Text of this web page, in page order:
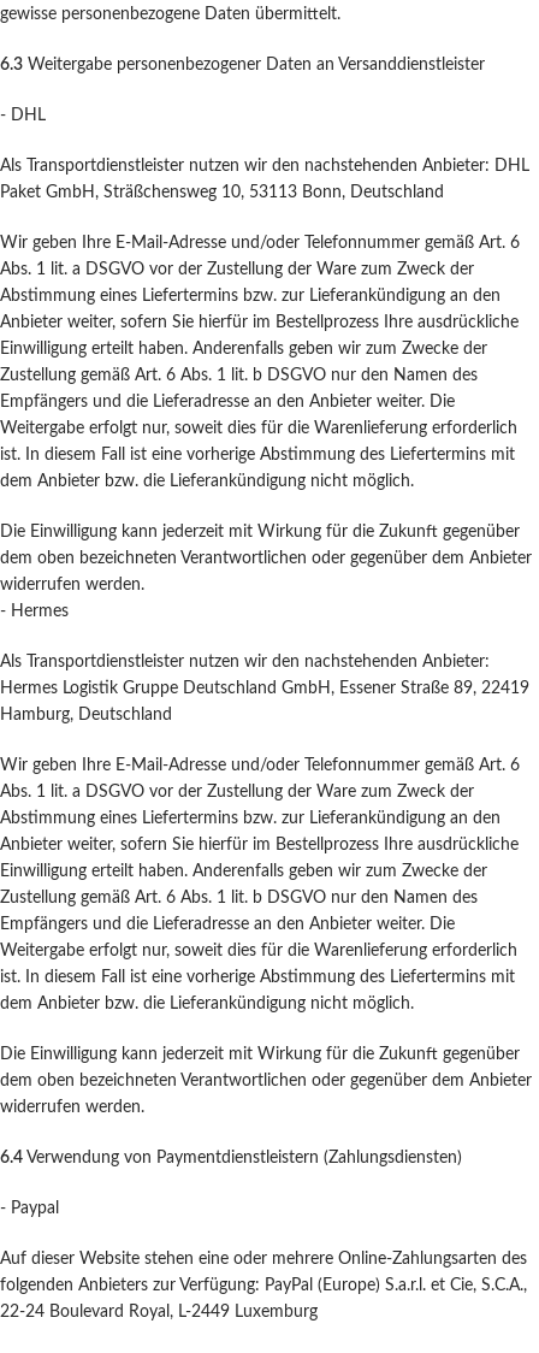
gewisse personenbezogene Daten übermittelt.
6.3 Weitergabe personenbezogener Daten an Versanddienstleister
- DHL
Als Transportdienstleister nutzen wir den nachstehenden Anbieter: DHL
Paket GmbH, Sträßchensweg 10, 53113 Bonn, Deutschland
Wir geben Ihre E-Mail-Adresse und/oder Telefonnummer gemäß Art. 6
Abs. 1 lit. a DSGVO vor der Zustellung der Ware zum Zweck der
Abstimmung eines Liefertermins bzw. zur Lieferankündigung an den
Anbieter weiter, sofern Sie hierfür im Bestellprozess Ihre ausdrückliche
Einwilligung erteilt haben. Anderenfalls geben wir zum Zwecke der
Zustellung gemäß Art. 6 Abs. 1 lit. b DSGVO nur den Namen des
Empfängers und die Lieferadresse an den Anbieter weiter. Die
Weitergabe erfolgt nur, soweit dies für die Warenlieferung erforderlich
ist. In diesem Fall ist eine vorherige Abstimmung des Liefertermins mit
dem Anbieter bzw. die Lieferankündigung nicht möglich.
Die Einwilligung kann jederzeit mit Wirkung für die Zukunft gegenüber
dem oben bezeichneten Verantwortlichen oder gegenüber dem Anbieter
widerrufen werden.
- Hermes
Als Transportdienstleister nutzen wir den nachstehenden Anbieter:
Hermes Logistik Gruppe Deutschland GmbH, Essener Straße 89, 22419
Hamburg, Deutschland
Wir geben Ihre E-Mail-Adresse und/oder Telefonnummer gemäß Art. 6
Abs. 1 lit. a DSGVO vor der Zustellung der Ware zum Zweck der
Abstimmung eines Liefertermins bzw. zur Lieferankündigung an den
Anbieter weiter, sofern Sie hierfür im Bestellprozess Ihre ausdrückliche
Einwilligung erteilt haben. Anderenfalls geben wir zum Zwecke der
Zustellung gemäß Art. 6 Abs. 1 lit. b DSGVO nur den Namen des
Empfängers und die Lieferadresse an den Anbieter weiter. Die
Weitergabe erfolgt nur, soweit dies für die Warenlieferung erforderlich
ist. In diesem Fall ist eine vorherige Abstimmung des Liefertermins mit
dem Anbieter bzw. die Lieferankündigung nicht möglich.
Die Einwilligung kann jederzeit mit Wirkung für die Zukunft gegenüber
dem oben bezeichneten Verantwortlichen oder gegenüber dem Anbieter
widerrufen werden.
6.4 Verwendung von Paymentdienstleistern (Zahlungsdiensten)
- Paypal
Auf dieser Website stehen eine oder mehrere Online-Zahlungsarten des
folgenden Anbieters zur Verfügung: PayPal (Europe) S.a.r.l. et Cie, S.C.A.,
22-24 Boulevard Royal, L-2449 Luxemburg